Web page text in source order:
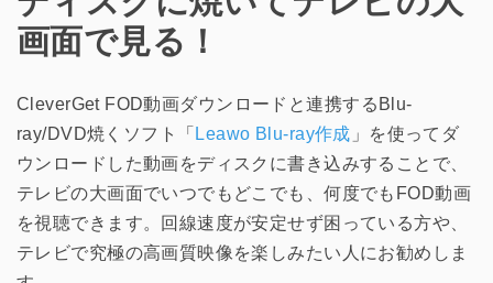
画面で見る！
CleverGet FOD動画ダウンロードと連携するBlu-
ray/DVD焼くソフト「 Leawo Blu-ray作成 」を使ってダ
ウンロードした動画をディスクに書き込みすることで、
テレビの大画面でいつでもどこでも、何度でもFOD動画
を視聴できます。回線速度が安定せず困っている方や、
テレビで究極の高画質映像を楽しみたい人にお勧めしま